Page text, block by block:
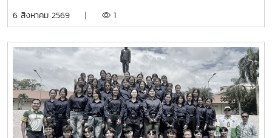
ศึกษาต่อด้านพยาบาลศาสตร์ ณ ห้อง E403 ชั้น 4ในการนี้ ผู้
หลักสูตรพยาบาลศาสตร์ ได้แนะนำหลักสูตรพยาบาลศาสตร
บัณฑิต การจัดการเรียนการสอน การฝึกปฏิบัติ คุณสมบัติผู้
สมัคร และแนวทางการศึกษาต่อ เพื่อให้นักเรียนได้รับข้อมูลที่ถูก
ต้อง สามารถนำไปใช้ประกอบการวางแผนศึกษาต่อระดับ
อุดมศึกษาพร้อมกันนี้ ตัวแทนนักศึกษาพยาบาลชั้นปีที่ 4 ได้ร่วม
แลกเปลี่ยนประสบการณ์การเรียน การใช้ชีวิตในรั้วมหาวิทยาลัย
6 สิงหาคม 2569 | 1